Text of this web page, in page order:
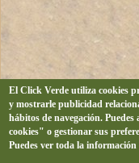
El Click Verde utiliza cookies
y mostrarle publicidad
hábitos de navegación.
cookies" o gestionar sus
Puedes ver toda la